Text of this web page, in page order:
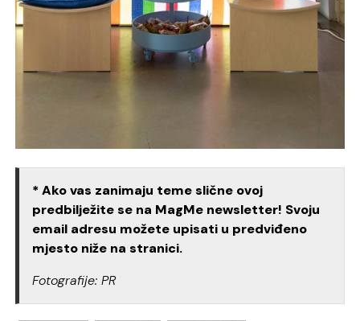
* Ako vas zanimaju teme slične ovoj
predbilježite se na MagMe newsletter! Svoju
email adresu možete upisati u predviđeno
mjesto niže na stranici.
Fotografije: PR